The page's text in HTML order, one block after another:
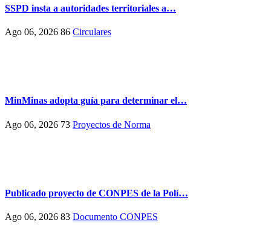
SSPD insta a autoridades territoriales a…
Ago 06, 2026 86 Circulares
MinMinas adopta guía para determinar el…
Ago 06, 2026 73 Proyectos de Norma
Publicado proyecto de CONPES de la Polí…
Ago 06, 2026 83 Documento CONPES